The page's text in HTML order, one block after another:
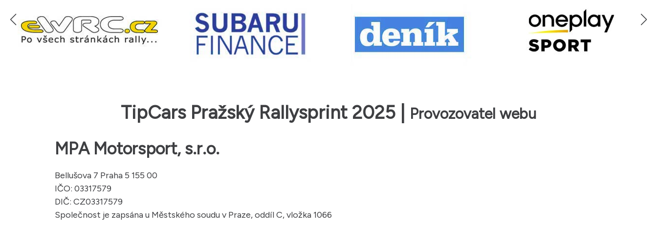
TipCars Pražský Rallysprint 2025 | Provozovatel webu
MPA Motorsport, s.r.o.
Bellušova 7 Praha 5 155 00
IČO: 03317579
DIČ: CZ03317579
Společnost je zapsána u Městského soudu v Praze, oddíl C, vložka 1066